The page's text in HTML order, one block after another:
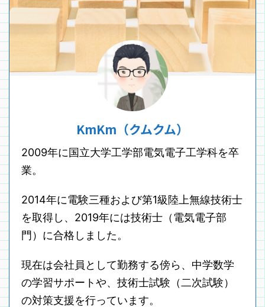
KmKm（クムクム）
2009年に国立大学工学部電気電子工学科を卒
業。
2014年に電験三種および第1級陸上無線技術士
を取得し、2019年には技術士（電気電子部
門）に合格しました。
現在は会社員として勤務する傍ら、中学数学
の学習サポートや、技術士試験（二次試験）
の対策支援を行っています。